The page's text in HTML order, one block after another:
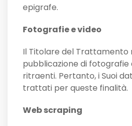
epigrafe.
Fotografie e video
Il Titolare del Trattamento
pubblicazione di fotografie
ritraenti. Pertanto, i Suoi
trattati per queste finalità.
Web scraping